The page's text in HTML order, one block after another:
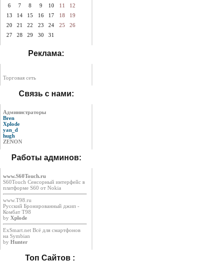
6
7 8 9 10 11
12
13
14 15 16 17 18
19
20
21 22 23 24 25
26
27
28 29 30 31
Реклама:
Торговая сеть
Связь с нами:
Администраторы
Bren
Xplode
yan_d
hugh
ZENON
Работы админов:
www.S60Touch.ru
S60Touch Сенсорный интерфейс в
платформе S60 от Nokia
www.T98.ru
Русский Бронированный джип -
Комбат Т98
by Xplode
ExSmart.net Всё для смартфонов
на Symbian
by Hunter
Топ Сайтов :